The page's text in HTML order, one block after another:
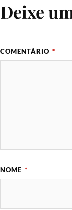
Deixe
COMENTÁRIO *
NOME *